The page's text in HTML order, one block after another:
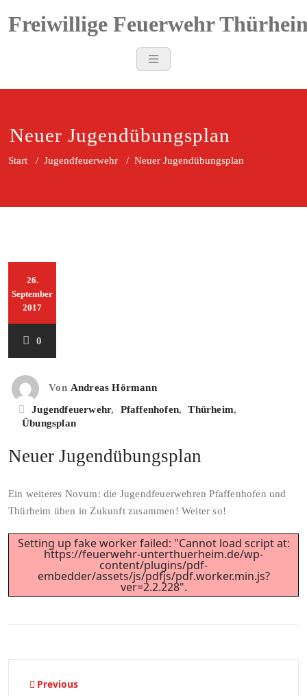
Inhalt
Freiwillige Feuerwehr
Neuer Jugendübungsplan
Start / Jugendfeuerwehr / Neuer Jugendübungsplan
26.
September
2017
0
Von Andreas Hörmann
Jugendfeuerwehr, Pfaffenhofen, Thürheim,
Übungsplan
Neuer Jugendübungsplan
Ein weiteres Novum: die Jugendfeuerwehren Pfaffenhofen und
Thürheim üben in Zukunft zusammen! Weiter so!
Setting up fake worker failed: "Cannot load script at:
https://feuerwehr-unterthuerheim.de/wp-
content/plugins/pdf-
embedder/assets/js/pdfjs/pdf.worker.min.js?
ver=2.2.228".
Beitragsnavigation
Previous